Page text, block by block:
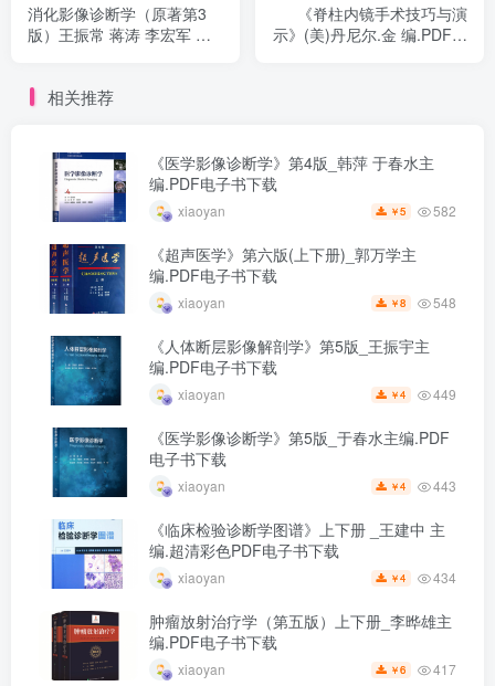
消化影像诊断学（原著第3
版）王振常 蒋涛 李宏军 杨
《脊柱内镜手术技巧与演
示》(美)丹尼尔.金 编.PDF电
相关推荐
《医学影像诊断学》第4版_韩萍 于春水主
编.PDF电子书下载
xiaoyan ￥5 582
《超声医学》第六版(上下册)_郭万学主
编.PDF电子书下载
xiaoyan ￥8 548
《人体断层影像解剖学》第5版_王振宇主
编.PDF电子书下载
xiaoyan ￥4 449
《医学影像诊断学》第5版_于春水主编.PDF
电子书下载
xiaoyan ￥4 443
《临床检验诊断学图谱》上下册 _王建中 主
编.超清彩色PDF电子书下载
xiaoyan ￥4 434
肿瘤放射治疗学（第五版）上下册_李晔雄主
编.PDF电子书下载
xiaoyan ￥6 417